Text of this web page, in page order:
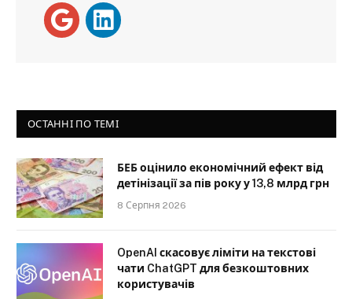
ОСТАННІ ПО ТЕМІ
БЕБ оцінило економічний ефект від
детінізації за пів року у 13,8 млрд грн
8 Серпня 2026
OpenAI скасовує ліміти на текстові
чати ChatGPT для безкоштовних
користувачів